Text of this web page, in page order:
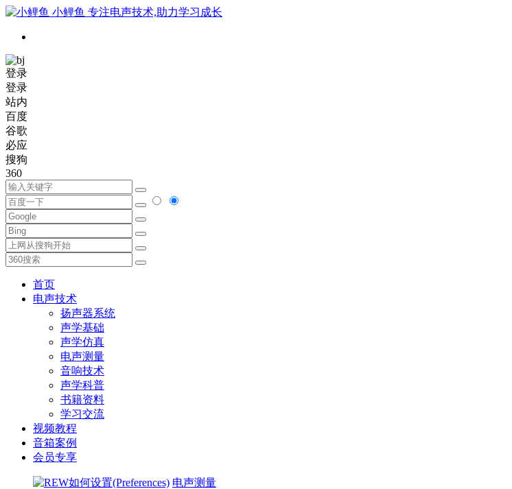
小鲤鱼 专注电声技术,助力学习成长
登录
登录
站内
百度
谷歌
必应
搜狗
360
首页
电声技术
扬声器系统
声学基础
声学仿真
电声测量
音响技术
声学科普
书籍资料
学习交流
视频教程
音箱案例
会员专享
电声测量